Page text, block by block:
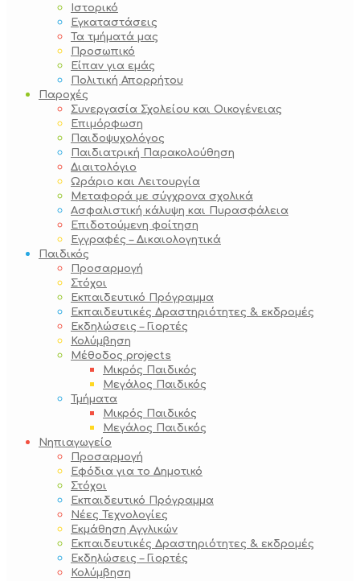
Ιστορικό
Εγκαταστάσεις
Τα τμήματά μας
Προσωπικό
Είπαν για εμάς
Πολιτική Απορρήτου
Παροχές
Συνεργασία Σχολείου και Οικογένειας
Επιμόρφωση
Παιδοψυχολόγος
Παιδιατρική Παρακολούθηση
Διαιτολόγιο
Ωράριο και Λειτουργία
Μεταφορά με σύγχρονα σχολικά
Ασφαλιστική κάλυψη και Πυρασφάλεια
Επιδοτούμενη φοίτηση
Εγγραφές – Δικαιολογητικά
Παιδικός
Προσαρμογή
Στόχοι
Εκπαιδευτικό Πρόγραμμα
Εκπαιδευτικές Δραστηριότητες & εκδρομές
Εκδηλώσεις – Γιορτές
Κολύμβηση
Μέθοδος projects
Μικρός Παιδικός
Μεγάλος Παιδικός
Τμήματα
Μικρός Παιδικός
Μεγάλος Παιδικός
Νηπιαγωγείο
Προσαρμογή
Εφόδια για το Δημοτικό
Στόχοι
Εκπαιδευτικό Πρόγραμμα
Νέες Τεχνολογίες
Εκμάθηση Αγγλικών
Εκπαιδευτικές Δραστηριότητες & εκδρομές
Εκδηλώσεις – Γιορτές
Κολύμβηση